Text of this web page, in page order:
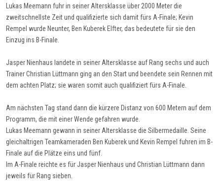
Lukas Meemann fuhr in seiner Altersklasse über 2000 Meter die
zweitschnellste Zeit und qualifizierte sich damit fürs A-Finale; Kevin
Rempel wurde Neunter, Ben Kuberek Elfter, das bedeutete für sie den
Einzug ins B-Finale.
Jasper Nienhaus landete in seiner Altersklasse auf Rang sechs und auch
Trainer Christian Lüttmann ging an den Start und beendete sein Rennen mit
dem achten Platz; sie waren somit auch qualifiziert fürs A-Finale.
Am nächsten Tag stand dann die kürzere Distanz von 600 Metern auf dem
Programm, die mit einer Wende gefahren wurde.
Lukas Meemann gewann in seiner Altersklasse die Silbermedaille. Seine
gleichaltrigen Teamkameraden Ben Kuberek und Kevin Rempel fuhren im B-
Finale auf die Plätze eins und fünf.
Im A-Finale reichte es für Jasper Nienhaus und Christian Lüttmann dann
jeweils für Rang sieben.